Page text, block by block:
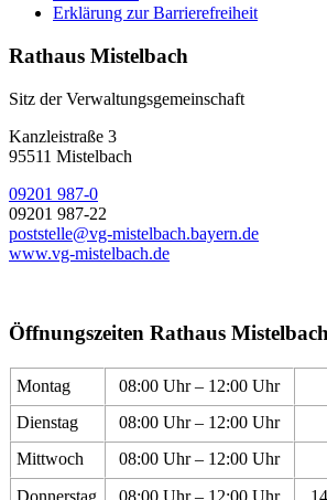
Erklärung zur Barrierefreiheit
Rathaus Mistelbach
Sitz der Verwaltungsgemeinschaft
Kanzleistraße 3
95511 Mistelbach
09201 987-0
09201 987-22
poststelle@vg-mistelbach.bayern.de
www.vg-mistelbach.de
Öffnungszeiten Rathaus
Montag 08:00 Uhr – 12:00 Uhr
Dienstag
08:00 Uhr – 12:00 Uhr
Mittwoch
08:00 Uhr – 12:00 Uhr